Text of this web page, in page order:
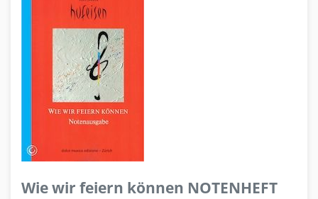
Wie wir feiern können NOTENHEFT